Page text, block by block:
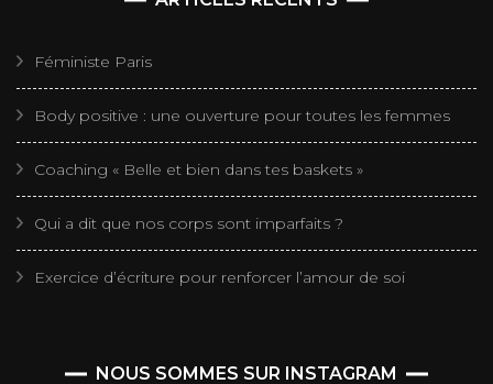
Féministe Paris
Body positive : une ouverture pour toutes les femmes
Coaching « Belle et bien dans tes baskets »
Qui a dit que nos corps sont imparfaits ?
Exercice d’écriture pour renforcer l’amour de soi
NOUS SOMMES SUR INSTAGRAM